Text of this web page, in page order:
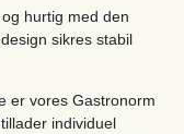
hurtig med den
sikres stabil
er vores Gastronorm
individuel